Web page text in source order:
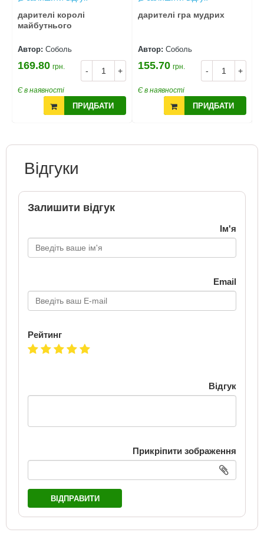
дарителі королі
майбутнього
Автор: Соболь
- +
169.80 грн.
Є в наявності
ПРИДБАТИ
дарителі гра мудрих
Автор: Соболь
- +
155.70 грн.
Є в наявності
ПРИДБАТИ
Відгуки
Залишити відгук
Ім'я
Email
Рейтинг
Відгук
Прикріпити зображення
ВІДПРАВИТИ